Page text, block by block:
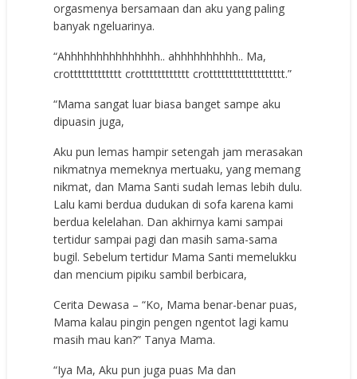
orgasmenya bersamaan dan aku yang paling
banyak ngeluarinya.
“Ahhhhhhhhhhhhhhh.. ahhhhhhhhhh.. Ma,
crottttttttttttt crotttttttttttt crottttttttttttttttttt.”
“Mama sangat luar biasa banget sampe aku
dipuasin juga,
Aku pun lemas hampir setengah jam merasakan
nikmatnya memeknya mertuaku, yang memang
nikmat, dan Mama Santi sudah lemas lebih dulu.
Lalu kami berdua dudukan di sofa karena kami
berdua kelelahan. Dan akhirnya kami sampai
tertidur sampai pagi dan masih sama-sama
bugil. Sebelum tertidur Mama Santi memelukku
dan mencium pipiku sambil berbicara,
Cerita Dewasa – “Ko, Mama benar-benar puas,
Mama kalau pingin pengen ngentot lagi kamu
masih mau kan?” Tanya Mama.
“Iya Ma, Aku pun juga puas Ma dan